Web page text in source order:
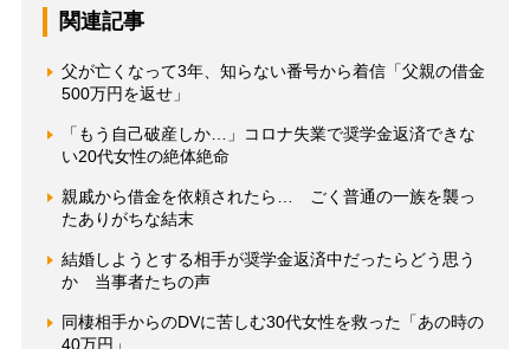
関連記事
父が亡くなって3年、知らない番号から着信「父親の借金
500万円を返せ」
「もう自己破産しか…」コロナ失業で奨学金返済できな
い20代女性の絶体絶命
親戚から借金を依頼されたら… ごく普通の一族を襲っ
たありがちな結末
結婚しようとする相手が奨学金返済中だったらどう思う
か 当事者たちの声
同棲相手からのDVに苦しむ30代女性を救った「あの時の
40万円」